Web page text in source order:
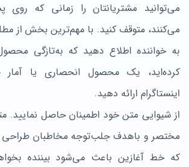
می‌توانید مشتریانتان را زمانی که
می‌کنند، متوقف کنید. با مهم‌ترین بخش از
به خواننده اطلاع دهید که به‌تازگی
کرده‌اید، یک محصول انحصاری یا آمار
اینستاگرام ارائه دهید.
از شیوایی متن خود اطمینان حاصل نمایید.
مختصر و باهدف جلب‌توجه مخاطبان
که خط آغازین باعث می‌شود بیننده